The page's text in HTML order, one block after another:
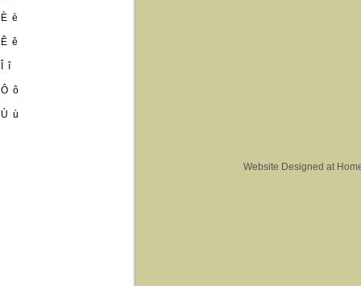
È è
Ê ê
Î î
Ô ô
Ù ù
Website Designed at